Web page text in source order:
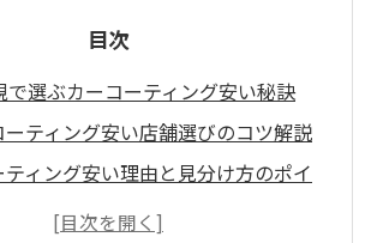
目次
で選ぶカーコーティング安い秘訣
ーティング安い店舗選びのコツ解説
ティング安い理由と見分け方のポイ